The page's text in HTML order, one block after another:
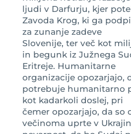
ljudi v Darfurju, kjer
Zavoda Krog, ki ga
za zunanje zadeve
Slovenije, ter več kot
in begunk iz Južnega
Eritreje. Humanitarne
organizacije opozarjajo,
potrebuje humanitarno
kot kadarkoli doslej, pri
čemer opozarjajo, da so
večinoma uprte v